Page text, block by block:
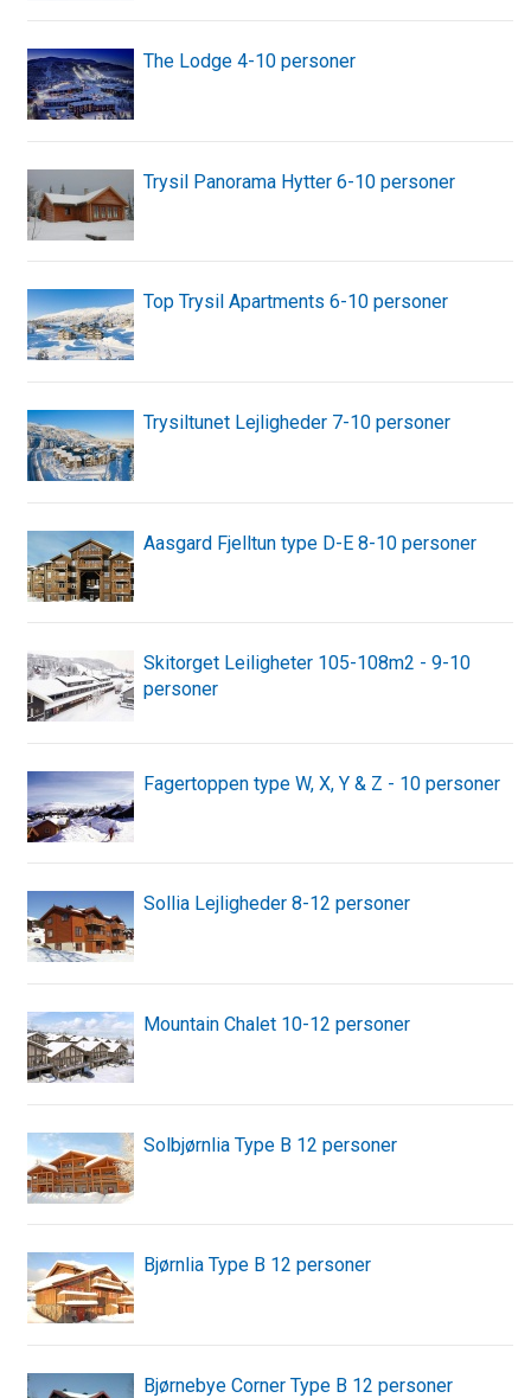
The Lodge 4-10 personer
Trysil Panorama Hytter 6-10 personer
Top Trysil Apartments 6-10 personer
Trysiltunet Lejligheder 7-10 personer
Aasgard Fjelltun type D-E 8-10 personer
Skitorget Leiligheter 105-108m2 - 9-10
personer
Fagertoppen type W, X, Y & Z - 10 personer
Sollia Lejligheder 8-12 personer
Mountain Chalet 10-12 personer
Solbjørnlia Type B 12 personer
Bjørnlia Type B 12 personer
Bjørnebye Corner Type B 12 personer